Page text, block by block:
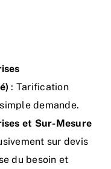
: Tarification
demande.
et Sur-Mesure
sur devis
du besoin et